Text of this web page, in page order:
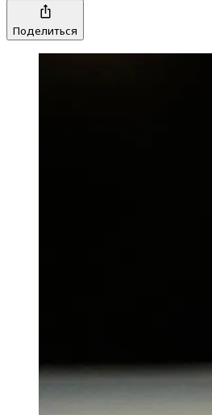
Поделиться